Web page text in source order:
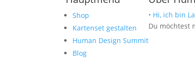
Shop
Kartenset gestalten
Human Design Summit
Blog
• Hi, ich bin
Du möchtest